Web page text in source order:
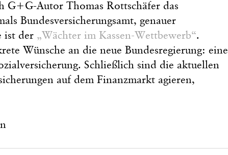
G+G-Autor Thomas Rottschäfer das
Bundesversicherungsamt, genauer
ist der „Wächter im Kassen-Wettbewerb“.
Wünsche an die neue Bundesregierung: eine
Schließlich sind die aktuellen
auf dem Finanzmarkt agieren,